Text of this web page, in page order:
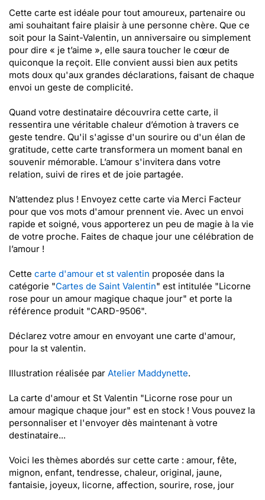
Cette carte est idéale pour tout amoureux, partenaire ou
ami souhaitant faire plaisir à une personne chère. Que ce
soit pour la Saint-Valentin, un anniversaire ou simplement
pour dire « je t’aime », elle saura toucher le cœur de
quiconque la reçoit. Elle convient aussi bien aux petits
mots doux qu'aux grandes déclarations, faisant de chaque
envoi un geste de complicité.
Quand votre destinataire découvrira cette carte, il
ressentira une véritable chaleur d’émotion à travers ce
geste tendre. Qu'il s'agisse d'un sourire ou d'un élan de
gratitude, cette carte transformera un moment banal en
souvenir mémorable. L’amour s'invitera dans votre
relation, suivi de rires et de joie partagée.
N’attendez plus ! Envoyez cette carte via Merci Facteur
pour que vos mots d'amour prennent vie. Avec un envoi
rapide et soigné, vous apporterez un peu de magie à la vie
de votre proche. Faites de chaque jour une célébration de
l’amour !
Cette carte d'amour et st valentin proposée dans la
catégorie "Cartes de Saint Valentin" est intitulée "Licorne
rose pour un amour magique chaque jour" et porte la
référence produit "CARD-9506".
Déclarez votre amour en envoyant une carte d'amour,
pour la st valentin.
Illustration réalisée par Atelier Maddynette.
La carte d'amour et St Valentin "Licorne rose pour un
amour magique chaque jour" est en stock ! Vous pouvez la
personnaliser et l'envoyer dès maintenant à votre
destinataire...
Voici les thèmes abordés sur cette carte : amour, fête,
mignon, enfant, tendresse, chaleur, original, jaune,
fantaisie, joyeux, licorne, affection, sourire, rose, jour